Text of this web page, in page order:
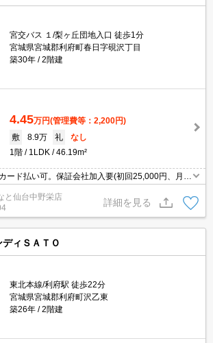
宮交バス １/梨ヶ丘団地入口 徒歩1分
宮城県宮城郡利府町春日字硯沢丁目
築30年
2階建
4.45万円(管理費等：2,200円)
敷
8.9万 礼
なし
1階
1LDK 46.19m²
ード払い可。保証会社加入要(初回25,000円、月次
と仙台中野栄店
詳細を見る
ディＳＡＴＯ
東北本線/利府駅 徒歩22分
宮城県宮城郡利府町沢乙東
築26年
2階建